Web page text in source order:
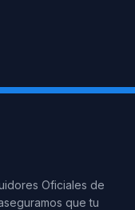
Oficiales de
que tu